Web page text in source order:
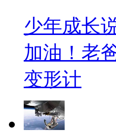
少年成长
加油！老
变形计